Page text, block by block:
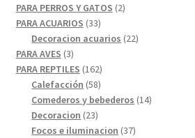
PARA PERROS Y GATOS 22
PARA ACUARIOS 3333
productos
Decoracion acuarios 2222
PARA AVES 33
productos
PARA REPTILES 162162
productos
Calefacción 5858
productos
Comederos y bebederos 1414
Decoracion 2323
productos
Focos e iluminacion 3737